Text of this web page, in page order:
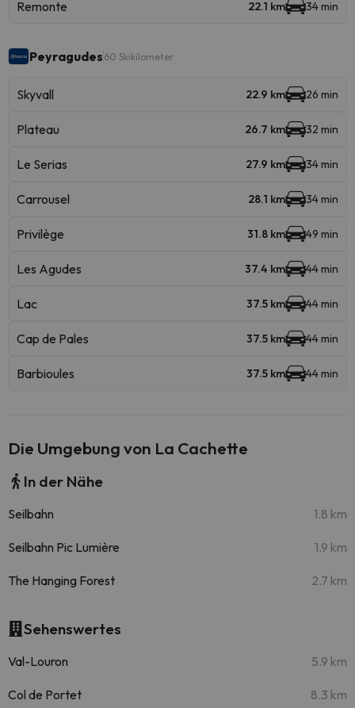
Remonte 22.1 km 34 min
Peyragudes 60 Skikilometer
Skyvall 22.9 km 26 min
Plateau 26.7 km 32 min
Le Serias 27.9 km 34 min
Carrousel 28.1 km 34 min
Privilège 31.8 km 49 min
Les Agudes 37.4 km 44 min
Lac 37.5 km 44 min
Cap de Pales 37.5 km 44 min
Barbioules 37.5 km 44 min
Die Umgebung von La Cachette
In der Nähe
Seilbahn 1.8 km
Seilbahn Pic Lumière 1.9 km
The Hanging Forest 2.7 km
Sehenswertes
Val-Louron 5.9 km
Col de Portet 8.3 km